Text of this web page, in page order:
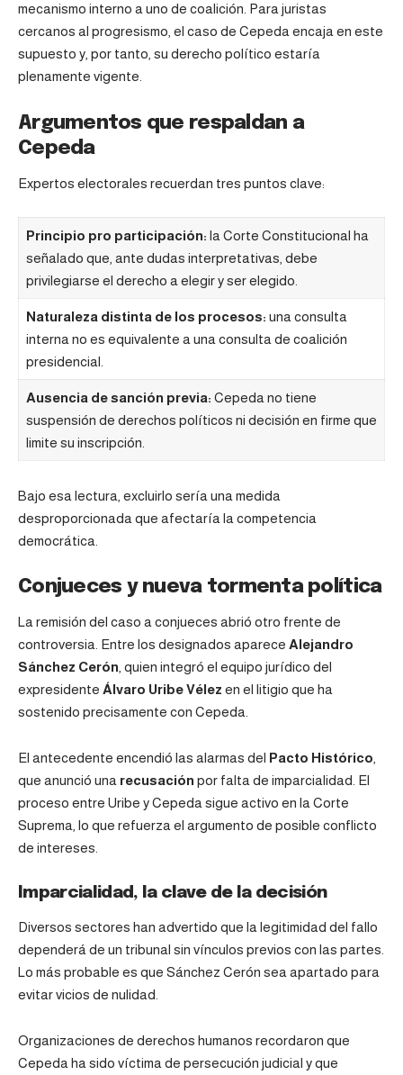
mecanismo interno a uno de coalición. Para juristas
cercanos al progresismo, el caso de Cepeda encaja en este
supuesto y, por tanto, su derecho político estaría
plenamente vigente.
Argumentos que respaldan a
Cepeda
Expertos electorales recuerdan tres puntos clave:
Principio pro participación: la Corte Constitucional ha
señalado que, ante dudas interpretativas, debe
privilegiarse el derecho a elegir y ser elegido.
Naturaleza distinta de los procesos: una consulta
interna no es equivalente a una consulta de coalición
presidencial.
Ausencia de sanción previa: Cepeda no tiene
suspensión de derechos políticos ni decisión en firme que
limite su inscripción.
Bajo esa lectura, excluirlo sería una medida
desproporcionada que afectaría la competencia
democrática.
Conjueces y nueva tormenta política
La remisión del caso a conjueces abrió otro frente de
controversia. Entre los designados aparece Alejandro
Sánchez Cerón , quien integró el equipo jurídico del
expresidente Álvaro Uribe Vélez en el litigio que ha
sostenido precisamente con Cepeda.
El antecedente encendió las alarmas del Pacto Histórico
que anunció una recusación por falta de imparcialidad. El
proceso entre Uribe y Cepeda sigue activo en la Corte
Suprema, lo que refuerza el argumento de posible conflicto
de intereses.
Imparcialidad, la clave de la decisión
Diversos sectores han advertido que la legitimidad del fallo
dependerá de un tribunal sin vínculos previos con las partes.
Lo más probable es que Sánchez Cerón sea apartado para
evitar vicios de nulidad.
Organizaciones de derechos humanos recordaron que
Cepeda ha sido víctima de persecución judicial y que